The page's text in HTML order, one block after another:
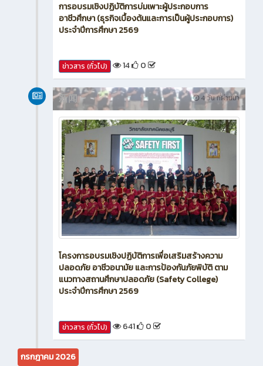
การอบรมเชิงปฏิบัติการบ่มเพาะผู้ประกอบการ
อาชีวศึกษา (ธุรกิจเบื้องต้นและการเป็นผู้ประกอบการ)
14 0
新闻
โครงการอบรมเชิงปฏิบัติการเพื่อเสริมสร้างความ
ปลอดภัย อาชีวอนามัย และการป้องกันภัยพิบัติ ตาม
แนวทางสถานศึกษาปลอดภัย (Safety College)
641 0